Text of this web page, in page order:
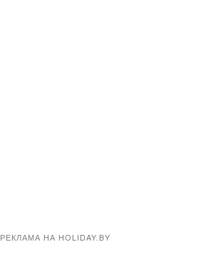
РЕКЛАМА НА HOLIDAY.BY